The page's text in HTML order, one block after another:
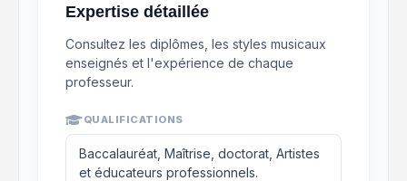
Expertise détaillée
Consultez les diplômes, les styles musicaux
enseignés et l'expérience de chaque
professeur.
QUALIFICATIONS
Baccalauréat, Maîtrise, doctorat, Artistes
et éducateurs professionnels.